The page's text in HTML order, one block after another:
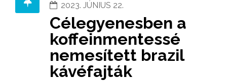
2023. JÚNIUS 22.
Célegyenesben a
koffeinmentessé
nemesített brazil
kávéfajták